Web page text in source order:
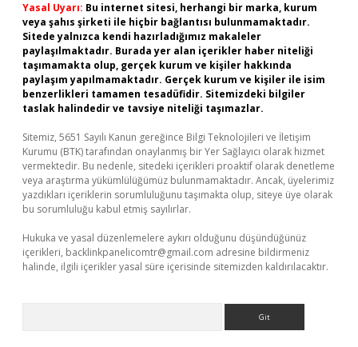
Yasal Uyarı: Bu internet sitesi, herhangi bir marka, kurum
veya şahıs şirketi ile hiçbir bağlantısı bulunmamaktadır.
Sitede yalnızca kendi hazırladığımız makaleler
paylaşılmaktadır. Burada yer alan içerikler haber niteliği
taşımamakta olup, gerçek kurum ve kişiler hakkında
paylaşım yapılmamaktadır. Gerçek kurum ve kişiler ile isim
benzerlikleri tamamen tesadüfidir. Sitemizdeki bilgiler
taslak halindedir ve tavsiye niteliği taşımazlar.
Sitemiz, 5651 Sayılı Kanun gereğince Bilgi Teknolojileri ve İletişim
Kurumu (BTK) tarafından onaylanmış bir Yer Sağlayıcı olarak hizmet
vermektedir. Bu nedenle, sitedeki içerikleri proaktif olarak denetleme
veya araştırma yükümlülüğümüz bulunmamaktadır. Ancak, üyelerimiz
yazdıkları içeriklerin sorumluluğunu taşımakta olup, siteye üye olarak
bu sorumluluğu kabul etmiş sayılırlar.
Hukuka ve yasal düzenlemelere aykırı olduğunu düşündüğünüz
içerikleri, backlinkpanelicomtr@gmail.com adresine bildirmeniz
halinde, ilgili içerikler yasal süre içerisinde sitemizden kaldırılacaktır.